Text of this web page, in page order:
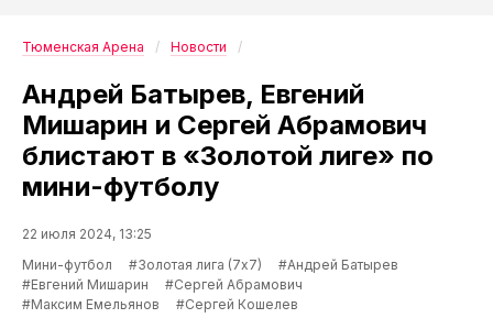
Тюменская Арена Новости
Андрей Батырев, Евгений
Мишарин и Сергей Абрамович
блистают в «Золотой лиге» по
мини-футболу
22 июля 2024, 13:25
Мини-футбол
#Золотая лига (7х7)
#Андрей Батырев
#Евгений Мишарин
#Сергей Абрамович
#Максим Емельянов
#Сергей Кошелев